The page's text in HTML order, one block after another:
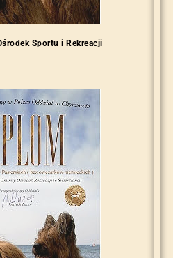
Sportu i Rekreacji